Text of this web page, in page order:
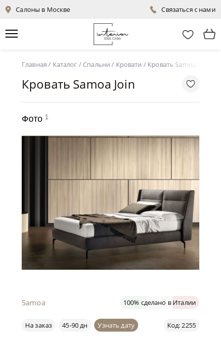
Салоны в Москве Связаться с нами
Главная / Каталог / Спальни / Кровати / Кровать Samoa Join
Кровать Samoa Join
Фото 1
Samoa 100% сделано в Италии
Код: 2255
На заказ 45-90 дн Узнать дату